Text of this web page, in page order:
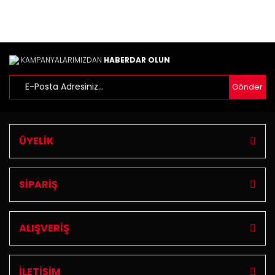
KAMPANYALARIMIZDAN HABERDAR OLUN
Gönder
ÜYELİK
SİPARİŞ
ALIŞVERİŞ
İLETİŞİM